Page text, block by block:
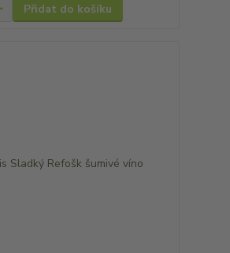
Přidat do košíku